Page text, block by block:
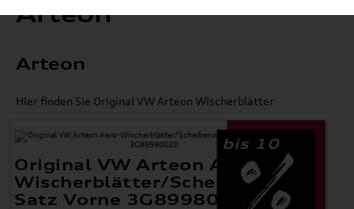
Arteon
Arteon
Hier finden Sie Original VW Arteon Wischerblätter
bis 10
Original VW Arteon Aero-
Wischerblätter/Scheibenwischer
Satz Vorne 3G8998002D